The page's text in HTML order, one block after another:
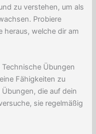
zu verstehen, um als
Probiere
heraus, welche dir am
Übungen
Fähigkeiten zu
die auf dein
sie regelmäßig